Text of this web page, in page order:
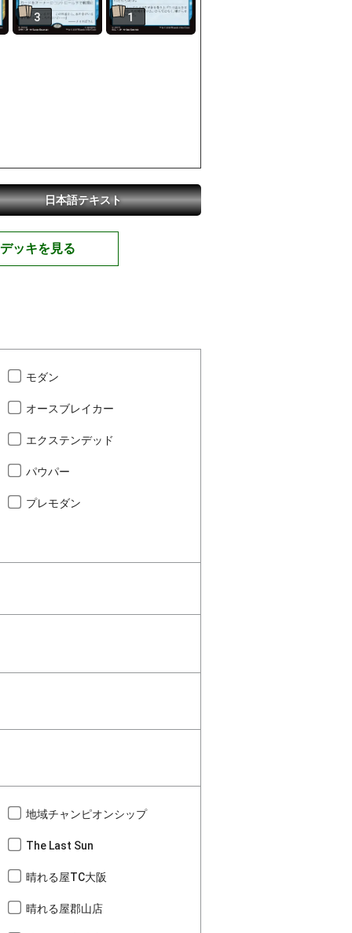
3 1
日本語テキスト
ッキを見る
モダン
オースブレイカー
エクステンデッド
パウパー
プレモダン
地域チャンピオンシップ
The Last Sun
晴れる屋TC大阪
晴れる屋郡山店